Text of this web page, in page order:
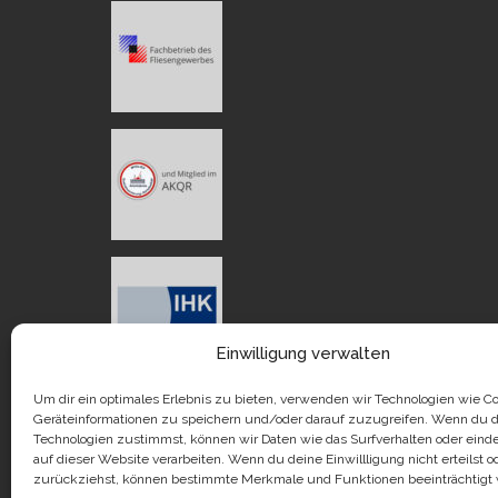
Einwilligung verwalten
Um dir ein optimales Erlebnis zu bieten, verwenden wir Technologien wie
Geräteinformationen zu speichern und/oder darauf zuzugreifen. Wenn du
Technologien zustimmst, können wir Daten wie das Surfverhalten oder
auf dieser Website verarbeiten. Wenn du deine Einwillligung nicht erteilst
zurückziehst, können bestimmte Merkmale und Funktionen beeinträchtigt